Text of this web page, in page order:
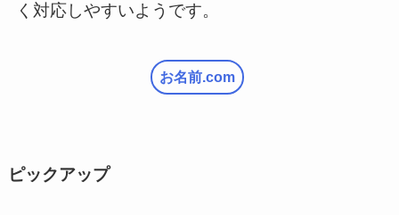
く対応しやすいようです。
お名前.com
ピックアップ